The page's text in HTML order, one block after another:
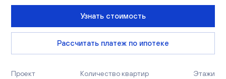
Узнать стоимость
Рассчитать платеж по ипотеке
Проект Количество квартир Этажи